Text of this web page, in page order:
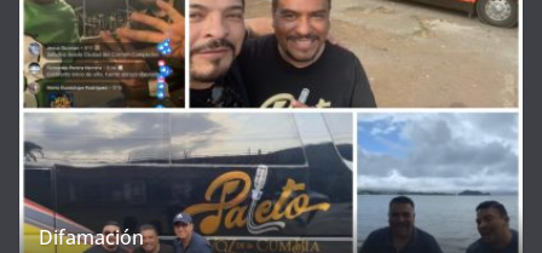
Difamación